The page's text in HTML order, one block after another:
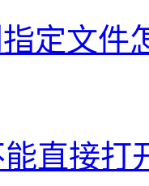
定文件
直接打